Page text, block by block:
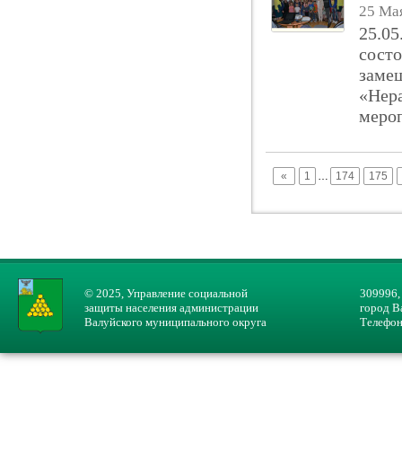
25
« 1 … 174 175
© 2025, Управление социальной
защиты населения администрации
Валуйского муниципального округа
309996,
город